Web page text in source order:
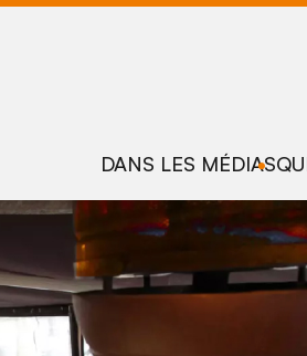
DANS LES MÉDIAS